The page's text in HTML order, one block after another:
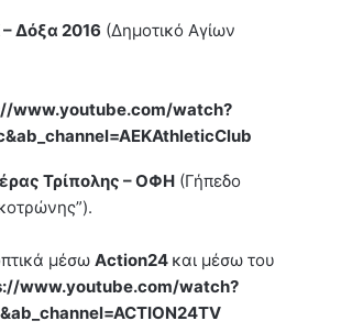
Δόξα 2016 (Δημοτικό Αγίων
www.youtube.com/watch?
Τρίπολης – ΟΦΗ (Γήπεδο
μέσω Action24 και μέσω του
www.youtube.com/watch?